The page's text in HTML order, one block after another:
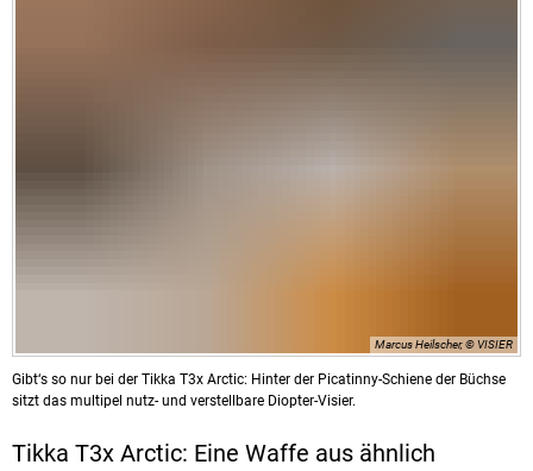
Marcus Heilscher, © VISIER
Gibt‘s so nur bei der Tikka T3x Arctic: Hinter der Picatinny-Schiene der Büchse
sitzt das multipel nutz- und verstellbare Diopter-Visier.
Tikka T3x Arctic: Eine Waffe aus ähnlich